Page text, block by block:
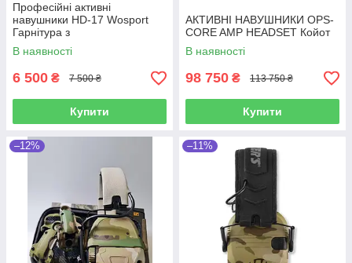
Професійні активні
навушники HD-17 Wosport
Гарнітура з
шумопоглинанням олива
В наявності
6 500 ₴ 7 500 ₴
Купити
АКТИВНІ НАВУШНИКИ OPS-
CORE AMP HEADSET Койот
В наявності
98 750 ₴ 113 750 ₴
Купити
–12% –11%